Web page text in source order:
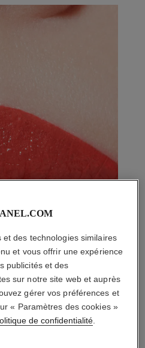
et des technologies similaires
et vous offrir une expérience
publicités et des
sur notre site web et auprès
gérer vos préférences et
« Paramètres des cookies »
de confidentialité.